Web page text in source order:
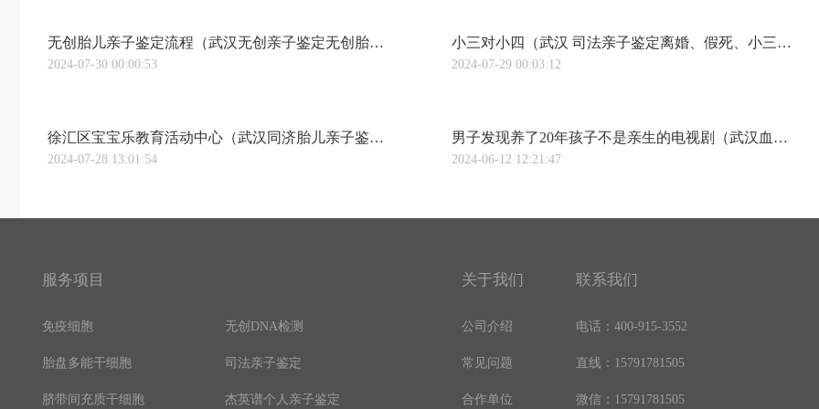
无创胎儿亲子鉴定流程（武汉无创亲子鉴定无创胎儿亲子鉴定孕妈妈采血过程）
2024-07-30 00:00:53
小三对小四（武汉 司法亲子鉴定离婚、假死、小三小四打擂台…这届创始人有多离谱，亲妈都想不到！）
2024-07-29 00:03:12
徐汇区宝宝乐教育活动中心（武汉同济胎儿亲子鉴定智“汇”育儿看过来，上海徐汇“宝宝屋”预约上线“汇治理”）
2024-07-28 13:01:54
男子发现养了20年孩子不是亲生的电视剧（武汉血液做亲子鉴定养了18年的儿子竟不是亲生！海口一男子向同居女友索赔140多万，结果……）
2024-06-12 12:21:47
服务项目
免疫细胞
胎盘多能干细胞
脐带间充质干细胞
无创DNA检测
司法亲子鉴定
杰英谱个人亲子鉴定
关于我们
公司介绍
常见问题
合作单位
联系我们
电话：400-915-3552
直线：15791781505
微信：15791781505